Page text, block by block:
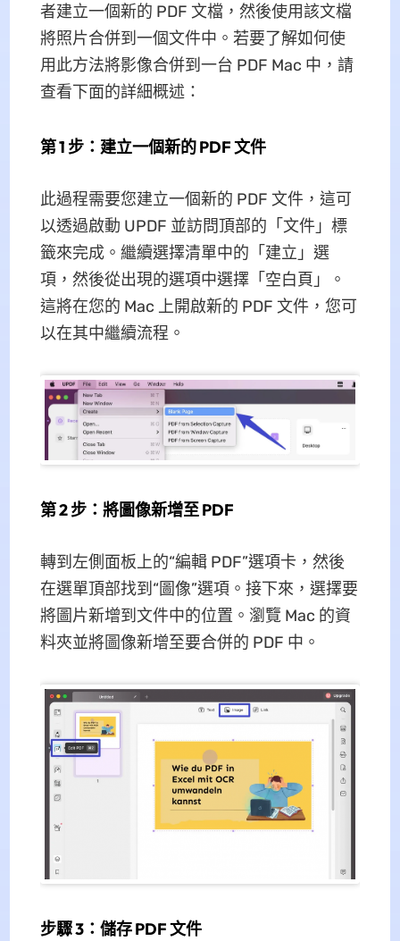
者建立一個新的 PDF 文檔，然後使用該文檔
將照片合併到一個文件中。若要了解如何使
用此方法將影像合併到一台 PDF Mac 中，請
查看下面的詳細概述：
第 1 步：建立一個新的 PDF 文件
此過程需要您建立一個新的 PDF 文件，這可
以透過啟動 UPDF 並訪問頂部的「文件」標
籤來完成。繼續選擇清單中的「建立」選
項，然後從出現的選項中選擇「空白頁」。
這將在您的 Mac 上開啟新的 PDF 文件，您可
以在其中繼續流程。
第 2 步：將圖像新增至 PDF
轉到左側面板上的“編輯 PDF”選項卡，然後
在選單頂部找到“圖像”選項。接下來，選擇要
將圖片新增到文件中的位置。瀏覽 Mac 的資
料夾並將圖像新增至要合併的 PDF 中。
步驟 3：儲存 PDF 文件